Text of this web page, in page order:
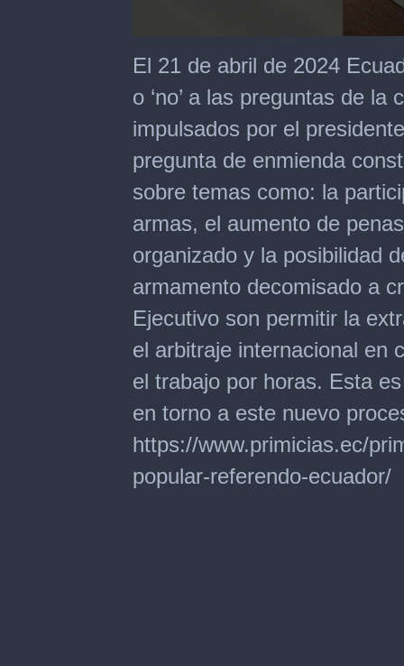
seconds
of
minute,
seconds
El 21 de abril de 2024
o ‘no’ a las preguntas de
impulsados por el
pregunta de enmienda
sobre temas como: la
armas, el aumento de
organizado y la posibilidad
armamento decomisado a
Ejecutivo son permitir la
el arbitraje internacional en
el trabajo por horas. Esta
en torno a este nuevo
https://www.primicias.ec/
popular-referendo-ecuador/